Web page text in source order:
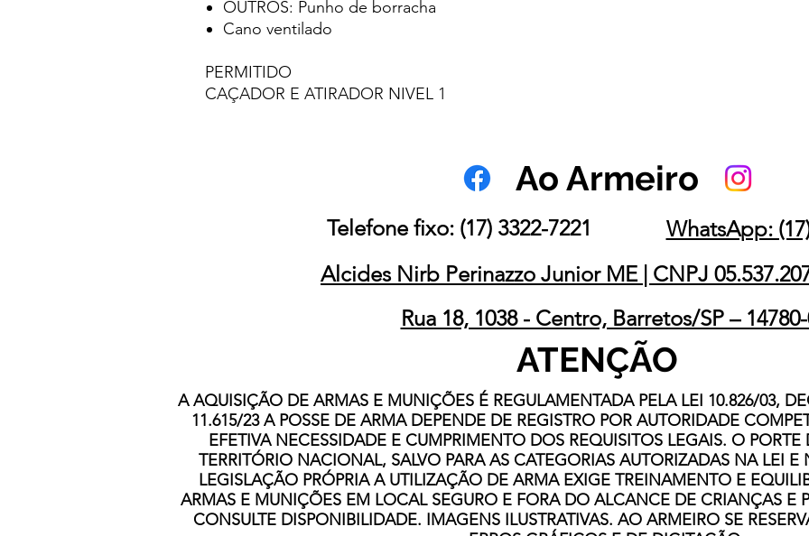
OUTROS: Punho de borracha
Cano ventilado
PERMITIDO
CAÇADOR E ATIRADOR NIVEL 1
Ao Armeiro
Telefone fixo: (17) 3322-7221
WhatsApp:
Alcides Nirb Perinazzo Junior ME | CNPJ
Rua 18, 1038 - Centro, Barretos/SP –
ATENÇÃO
A AQUISIÇÃO DE ARMAS E MUNIÇÕES É REGULAMENTADA PELA LEI 10.826/03,
11.615/23 A POSSE DE ARMA DEPENDE DE REGISTRO POR AUTORIDADE
EFETIVA NECESSIDADE E CUMPRIMENTO DOS REQUISITOS LEGAIS. O
TERRITÓRIO NACIONAL, SALVO PARA AS CATEGORIAS AUTORIZADAS NA LEI E
LEGISLAÇÃO PRÓPRIA A UTILIZAÇÃO DE ARMA EXIGE TREINAMENTO E
ARMAS E MUNIÇÕES EM LOCAL SEGURO E FORA DO ALCANCE DE CRIANÇAS E
CONSULTE DISPONIBILIDADE. IMAGENS ILUSTRATIVAS. AO ARMEIRO SE